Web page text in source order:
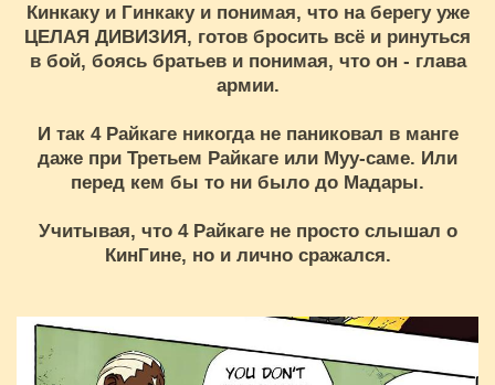
Кинкаку и Гинкаку и понимая, что на берегу уже
ЦЕЛАЯ ДИВИЗИЯ, готов бросить всё и ринуться
в бой, боясь братьев и понимая, что он - глава
армии.
И так 4 Райкаге никогда не паниковал в манге
даже при Третьем Райкаге или Муу-саме. Или
перед кем бы то ни было до Мадары.
Учитывая, что 4 Райкаге не просто слышал о
КинГине, но и лично сражался.